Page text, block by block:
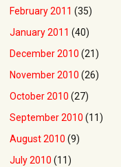
February 2011 (35)
January 2011 (40)
December 2010 (21)
November 2010 (26)
October 2010 (27)
September 2010 (11)
August 2010 (9)
July 2010 (11)